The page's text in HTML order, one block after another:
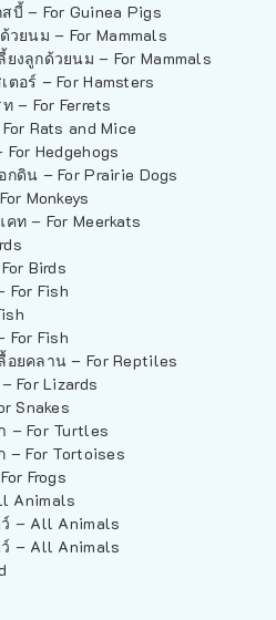
บี้ – For Guinea Pigs
วยนม – For Mammals
ยงลูกด้วยนม – For Mammals
ตอร์ – For Hamsters
– For Ferrets
Rats and Mice
Hedgehogs
กดิน – For Prairie Dogs
Monkeys
คท – For Meerkats
Birds
For Fish
For Fish
อยคลาน – For Reptiles
For Lizards
Snakes
– For Turtles
– For Tortoises
Frogs
Animals
– All Animals
– All Animals